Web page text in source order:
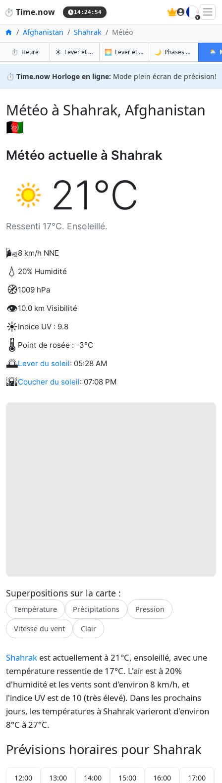
⏱️ Time.now 14:24:55 🇫🇷
Accueil
Afghanistan Shahrak Météo
⏱️ Heureà Shahrak
☀️ Lever et coucher du soleil à Shahrak
🌅 Lever et coucher du soleil demain à
🌙 Phases de la Lune à
🌦️
⏱️ Time.now Horloge en ligne: Mode plein écran de précision!
Météo à Shahrak, Afghanistan
🇦🇫
Météo actuelle à Shahrak
21°C
Ressenti 17°C. Ensoleillé.
🌬️8 km/h NNE
💧 20% Humidité
🧭1009 hPa
👁️10.0 km Visibilité
☀️Indice UV : 9.8
🌡️ Point de rosée : -3°C
🌅Lever du soleil: 05:28 AM
🌇Coucher du soleil: 07:08 PM
Superpositions sur la carte :
Température Précipitations Pression
Vitesse du vent Clair
Shahrak est actuellement à 21°C, ensoleillé, avec une
température ressentie de 17°C. L'air est à 20%
d'humidité et les vents sont d'environ 8 km/h, et
l'indice UV est de 10 (très élevé). Dans les prochains
jours, les températures à Shahrak varieront d'environ
8°C à 27°C.
Prévisions horaires pour Shahrak
12:00 13:00 14:00 15:00 16:00 17:00